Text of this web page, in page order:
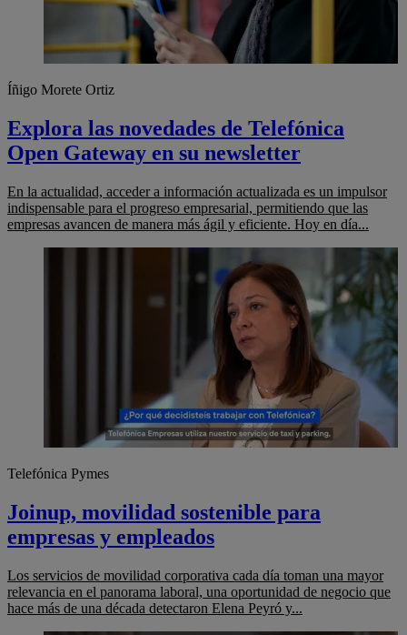
Íñigo Morete Ortiz
Explora las novedades de Telefónica
Open Gateway en su newsletter
En la actualidad, acceder a información actualizada es un impulsor
indispensable para el progreso empresarial, permitiendo que las
empresas avancen de manera más ágil y eficiente. Hoy en día...
Telefónica Pymes
Joinup, movilidad sostenible para
empresas y empleados
Los servicios de movilidad corporativa cada día toman una mayor
relevancia en el panorama laboral, una oportunidad de negocio que
hace más de una década detectaron Elena Peyró y...